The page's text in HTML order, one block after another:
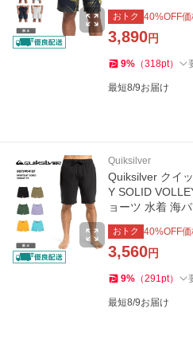
ェア
おトク 40%OFF
3,890円
9% （318pt）
最短8/9お届け
Quiksilver
Quiksilver クイ
Y SOLID
ョーツ 水着 海
ビーチウェア
おトク 40%OFF
3,560円
9% （291pt）
最短8/9お届け